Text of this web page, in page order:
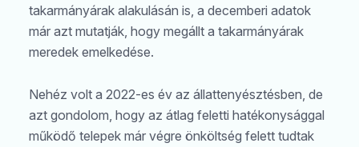
takarmányárak alakulásán is, a decemberi adatok
már azt mutatják, hogy megállt a takarmányárak
meredek emelkedése.
Nehéz volt a 2022-es év az állattenyésztésben, de
azt gondolom, hogy az átlag feletti hatékonysággal
működő telepek már végre önköltség felett tudtak